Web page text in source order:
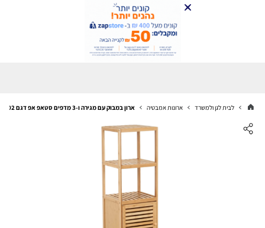
לבית לגן ולמשרד ארונות אמבטיה ארון במבוק עם מגירה ו-3 מדפים סטאפ אפ דגם 902 לחדר אמבטיה